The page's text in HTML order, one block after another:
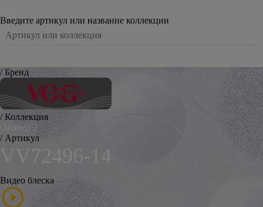
Введите артикул или название коллекции
/ Бренд
/ Коллекция
Оливер 2
/ Артикул
VV72496-14
Видео блеска